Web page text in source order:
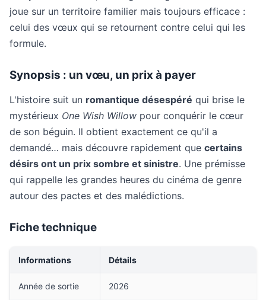
joue sur un territoire familier mais toujours efficace :
celui des vœux qui se retournent contre celui qui les
formule.
Synopsis : un vœu, un prix à payer
L'histoire suit un romantique désespéré qui brise le
mystérieux One Wish Willow pour conquérir le cœur
de son béguin. Il obtient exactement ce qu'il a
demandé… mais découvre rapidement que certains
désirs ont un prix sombre et sinistre. Une prémisse
qui rappelle les grandes heures du cinéma de genre
autour des pactes et des malédictions.
Fiche technique
Informations Détails
Année de sortie 2026